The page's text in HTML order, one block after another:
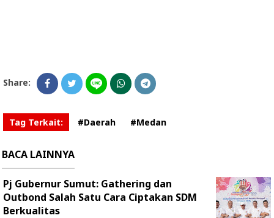
Share:
Tag Terkait: #Daerah #Medan
BACA LAINNYA
Pj Gubernur Sumut: Gathering dan
Outbond Salah Satu Cara Ciptakan SDM
Berkualitas